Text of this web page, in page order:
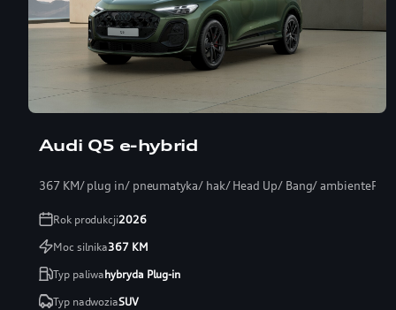
Audi Q5 e-hybrid
367 KM/ plug in/ pneumatyka/ hak/ Head Up/ Bang/ ambientePRO
Rok produkcji2026
Moc silnika367KM
Typ paliwahybryda Plug-in
Typ nadwoziaSUV